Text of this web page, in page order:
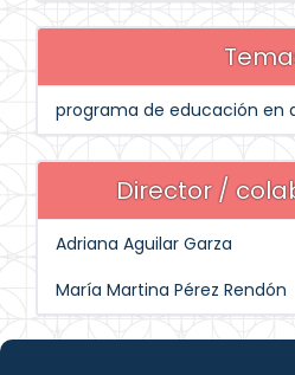
programa de educación en
Director /
Adriana Aguilar Garza
María Martina Pérez Rendón